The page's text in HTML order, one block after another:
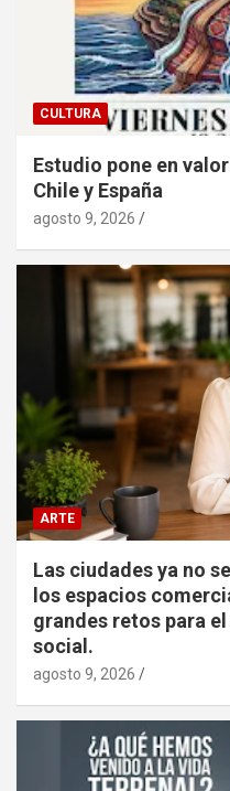
CULTURA
Estudio pone en
Chile y España
agosto 9, 2026
ARTE
Las ciudades ya no
los espacios
grandes retos para
social.
agosto 9, 2026